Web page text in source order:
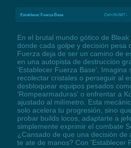
Establecer Fuerza Base Ctrl+NUM7 -
En el brutal mundo gótico de
donde cada golpe y decisión pesa
Fuerza deja de ser un camino de
en una autopista de destrucción
'Establecer Fuerza Base'. Imagina
recolectar cristales o perseguir al
desbloquear equipos pesados
'Rompearmaduras' o enfrentar a
ajustado al milímetro. Esta
solo acelera tu progresión, sino
probar builds locos, adaptarte a
simplemente exprimir el combate
¿Cansado de que una decisión de
te ate de manos? Con 'Establecer